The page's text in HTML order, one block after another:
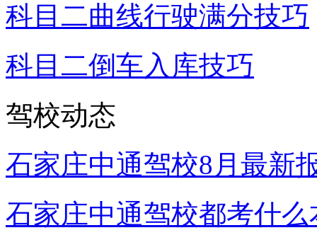
科目二曲线行驶满分技巧
科目二倒车入库技巧
驾校动态
石家庄中通驾校8月最新
石家庄中通驾校都考什么